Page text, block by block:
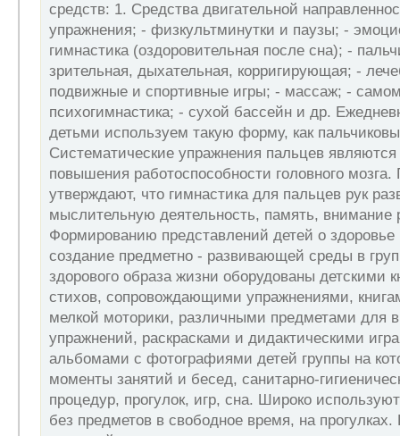
средств: 1. Средства двигательной
упражнения; - физкультминутки и паузы; -
гимнастика (оздоровительная после сна); -
зрительная, дыхательная, корригирующая; -
подвижные и спортивные игры; - массаж; -
психогимнастика; - сухой бассейн и др.
детьми используем такую форму, как
Систематические упражнения пальцев
повышения работоспособности головного мозга.
утверждают, что гимнастика для пальцев рук
мыслительную деятельность, память, внимание
Формированию представлений детей о
создание предметно - развивающей среды в
здорового образа жизни оборудованы детскими
стихов, сопровождающими упражнениями,
мелкой моторики, различными предметами для
упражнений, раскрасками и дидактическими
альбомами с фотографиями детей группы на
моменты занятий и бесед, санитарно-
процедур, прогулок, игр, сна. Широко
без предметов в свободное время, на прогулках.